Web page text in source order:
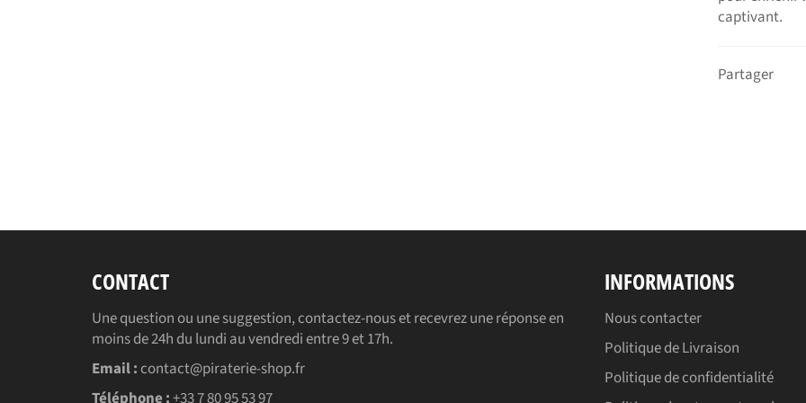
captivant.
Partager
CONTACT
Une question ou une suggestion, contactez-nous et recevrez une réponse en
moins de 24h du lundi au vendredi entre 9 et 17h.
Email : contact@piraterie-shop.fr
INFORMATIONS
Nous contacter
Politique de Livraison
Politique de confidentialité